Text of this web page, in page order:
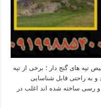
تپه های گنج دار ؛ برخی از تپه
و به راحتی قابل شناسایی
رسی ساخته شده اند اغلب در